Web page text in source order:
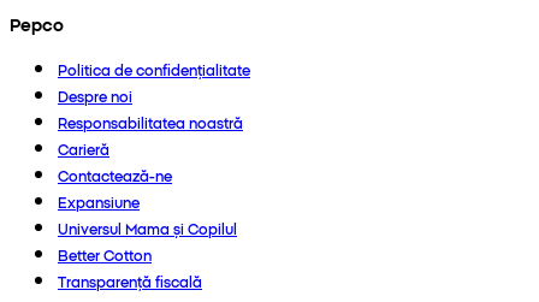
Pepco
Politica de confidențialitate
Despre noi
Responsabilitatea noastră
Carieră
Contactează-ne
Expansiune
Universul Mama și Copilul
Better Cotton
Transparență fiscală